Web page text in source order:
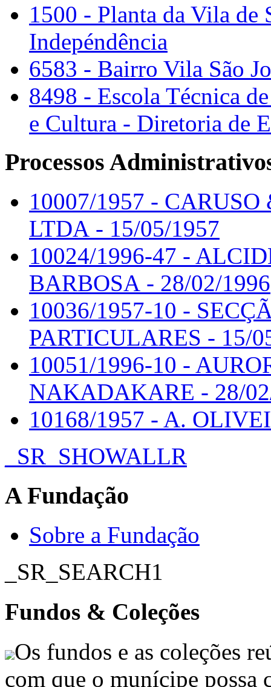
1500 - Planta da Vila de
Indepéndência
6583 - Bairro Vila São
8498 - Escola Técnica
e Cultura - Diretoria de
Processos
10007/1957 -
LTDA - 15/05/1957
10024/1996-47 -
BARBOSA - 28/02/1996
10036/1957-10 -
PARTICULARES - 15/
10051/1996-10 -
NAKADAKARE - 28/
10168/1957 - A.
_SR_SHOWALLR
A Fundação
Sobre a Fundação
_SR_SEARCH1
Fundos & Coleções
Os fundos e as coleções
com que o munícipe possa